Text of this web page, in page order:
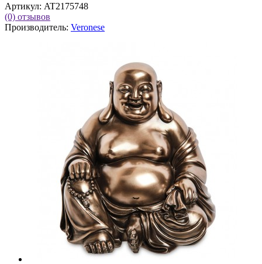
Артикул: AT2175748
(0) отзывов
Производитель: Veronese